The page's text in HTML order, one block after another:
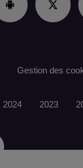
Gestion des
2024 2023